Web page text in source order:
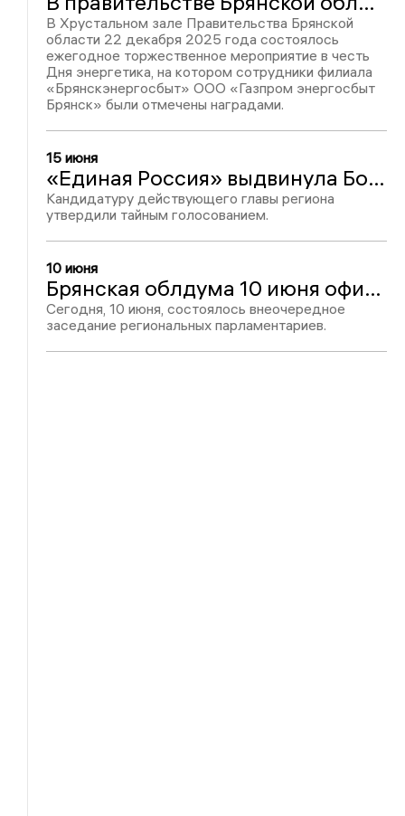
В Хрустальном зале Правительства Брянской
области 22 декабря 2025 года состоялось
ежегодное торжественное мероприятие в честь
Дня энергетика, на котором сотрудники филиала
«Брянскэнергосбыт» ООО «Газпром энергосбыт
Брянск» были отмечены наградами.
15 июня
«Единая Россия» выдвинула Богомаза кандидатом на губернаторские выборы
Кандидатуру действующего главы региона
утвердили тайным голосованием.
10 июня
Брянская облдума 10 июня официально назначила губернаторские выборы
Сегодня, 10 июня, состоялось внеочередное
заседание региональных парламентариев.